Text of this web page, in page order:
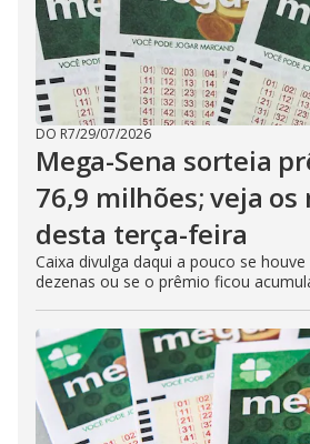
DO R7/29/07/2026
Mega-Sena sorteia
76,9 milhões; veja os
desta terça-feira
Caixa divulga daqui a pouco se
dezenas ou se o prêmio ficou